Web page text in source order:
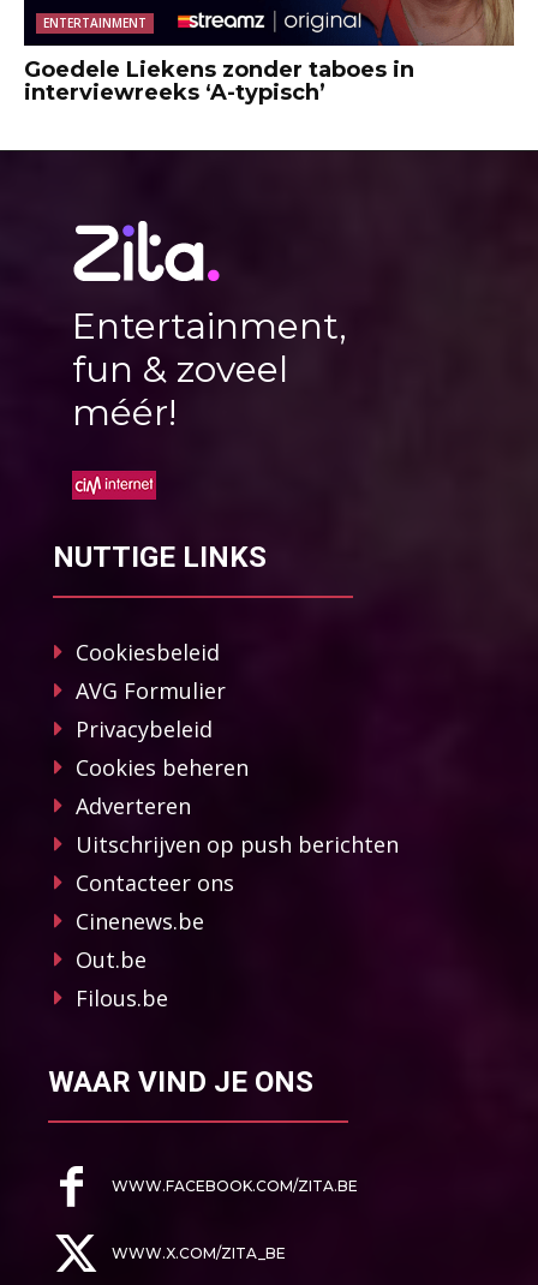
ENTERTAINMENT
Goedele Liekens zonder taboes in
interviewreeks ‘A-typisch’
Entertainment,
fun & zoveel
méér!
NUTTIGE LINKS
Cookiesbeleid
AVG Formulier
Privacybeleid
Cookies beheren
Adverteren
Uitschrijven op push berichten
Contacteer ons
Cinenews.be
Out.be
Filous.be
WAAR VIND JE ONS
WWW.FACEBOOK.COM/ZITA.BE
WWW.X.COM/ZITA_BE